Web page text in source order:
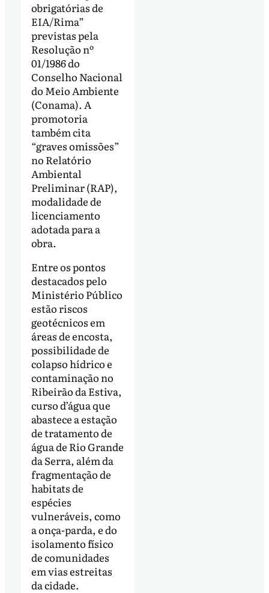
obrigatórias de
EIA/Rima”
previstas pela
Resolução nº
01/1986 do
Conselho Nacional
do Meio Ambiente
(Conama). A
promotoria
também cita
“graves omissões”
no Relatório
Ambiental
Preliminar (RAP),
modalidade de
licenciamento
adotada para a
obra.
Entre os pontos
destacados pelo
Ministério Público
estão riscos
geotécnicos em
áreas de encosta,
possibilidade de
colapso hídrico e
contaminação no
Ribeirão da Estiva,
curso d’água que
abastece a estação
de tratamento de
água de Rio Grande
da Serra, além da
fragmentação de
habitats de
espécies
vulneráveis, como
a onça-parda, e do
isolamento físico
de comunidades
em vias estreitas
da cidade.